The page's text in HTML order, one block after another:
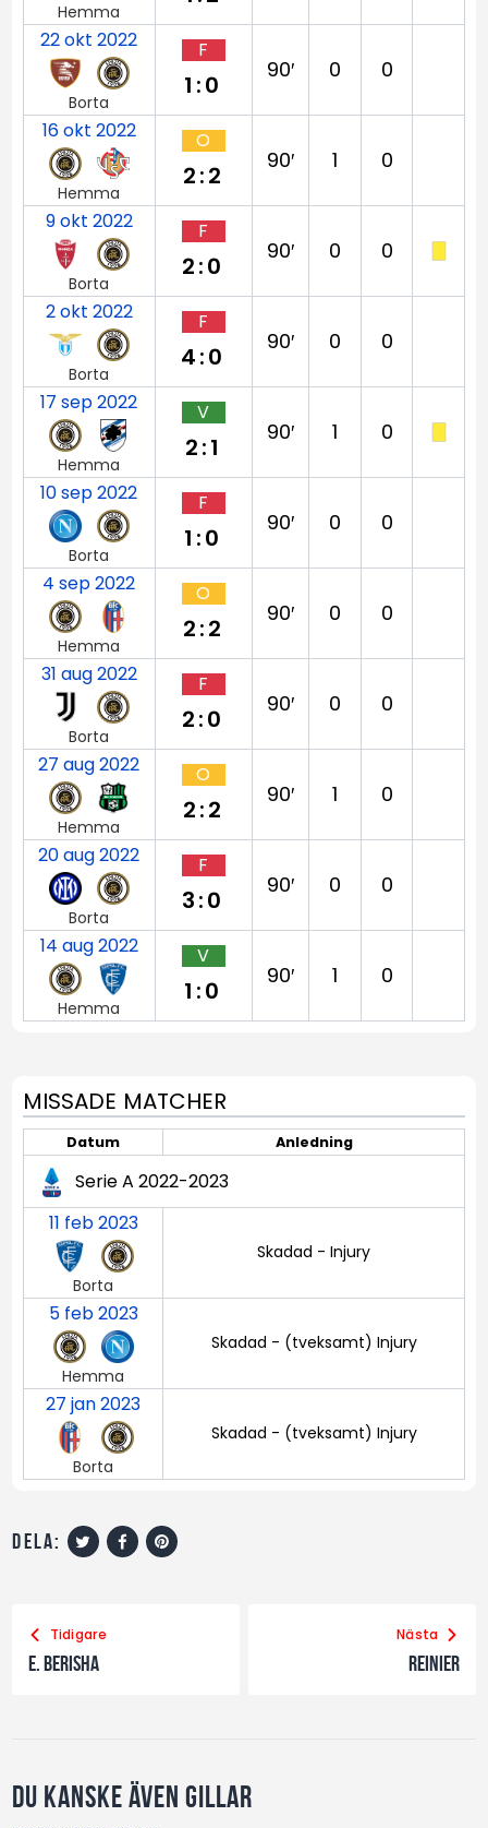
Hemma
22 okt 2022
Borta
F
1:0
90′ 0 0
16 okt 2022
Hemma
O
2:2
90′ 1 0
9 okt 2022
Borta
F
2:0
90′ 0 0
2 okt 2022
Borta
F
4:0
90′ 0 0
17 sep 2022
Hemma
V
2:1
90′ 1 0
10 sep 2022
Borta
F
1:0
90′ 0 0
4 sep 2022
Hemma
O
2:2
90′ 0 0
31 aug 2022
Borta
F
2:0
90′ 0 0
27 aug 2022
Hemma
O
2:2
90′ 1 0
20 aug 2022
Borta
F
3:0
90′ 0 0
14 aug 2022
Hemma
V
1:0
90′ 1 0
MISSADE MATCHER
Datum Anledning
Serie A 2022-2023
11 feb 2023
Borta
Skadad - Injury
5 feb 2023
Hemma
Skadad - (tveksamt) Injury
27 jan 2023
Borta
Skadad - (tveksamt) Injury
dela:
Tidigare
E. Berisha
Nästa
Reinier
Du kanske även gillar